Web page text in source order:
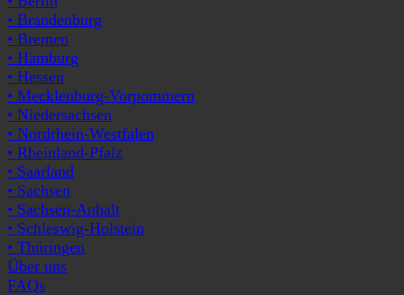
• Brandenburg
• Bremen
• Hamburg
• Hessen
• Mecklenburg-Vorpommern
• Niedersachsen
• Nordrhein-Westfalen
• Rheinland-Pfalz
• Saarland
• Sachsen
• Sachsen-Anhalt
• Schleswig-Holstein
• Thüringen
Über uns
FAQs